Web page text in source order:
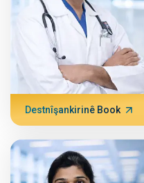
Destnîşankirinê Book